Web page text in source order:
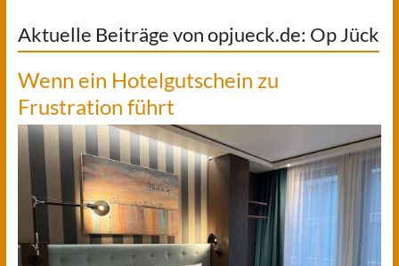
Aktuelle Beiträge von opjueck.de: Op Jück
Wenn ein Hotelgutschein zu
Frustration führt